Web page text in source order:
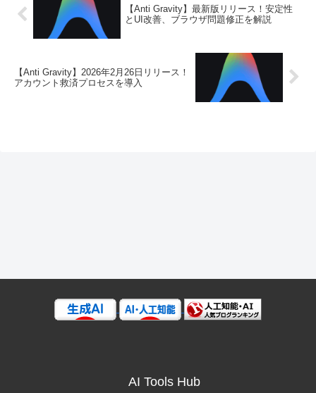
【Anti Gravity】最新版リリース！安定性
とUI改善、ブラウザ問題修正を解説
【Anti Gravity】2026年2月26日リリース！
アカウント救済プロセスを導入
AI Tools Hub